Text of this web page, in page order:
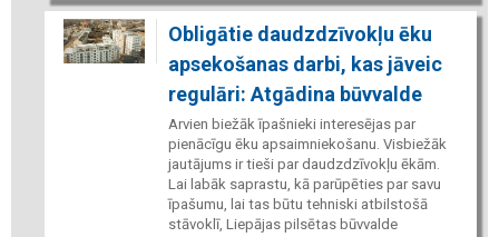
Obligātie daudzdzīvokļu ēku
apsekošanas darbi, kas jāveic
regulāri: Atgādina būvvalde
Arvien biežāk īpašnieki interesējas par
pienācīgu ēku apsaimniekošanu. Visbiežāk
jautājums ir tieši par daudzdzīvokļu ēkām.
Lai labāk saprastu, kā parūpēties par savu
īpašumu, lai tas būtu tehniski atbilstošā
stāvoklī, Liepājas pilsētas būvvalde